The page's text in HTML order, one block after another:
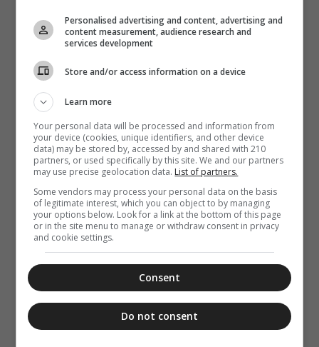
Η μετάνοια ως
δωρεά του
Personalised advertising and content, advertising and
content measurement, audience research and
services development
Store and/or access information on a device
Learn more
Your personal data will be processed and information from
your device (cookies, unique identifiers, and other device
data) may be stored by, accessed by and shared with 210
partners, or used specifically by this site. We and our partners
may use precise geolocation data. List of partners.
Some vendors may process your personal data on the basis
of legitimate interest, which you can object to by managing
your options below. Look for a link at the bottom of this page
or in the site menu to manage or withdraw consent in privacy
and cookie settings.
Consent
Do not consent